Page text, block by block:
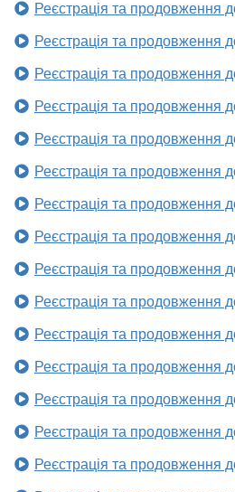
Реєстрація та продовження
Реєстрація та продовження
Реєстрація та продовження
Реєстрація та продовження
Реєстрація та продовження
Реєстрація та продовження
Реєстрація та продовження
Реєстрація та продовження
Реєстрація та продовження
Реєстрація та продовження
Реєстрація та продовження
Реєстрація та продовження
Реєстрація та продовження
Реєстрація та продовження
Реєстрація та продовження